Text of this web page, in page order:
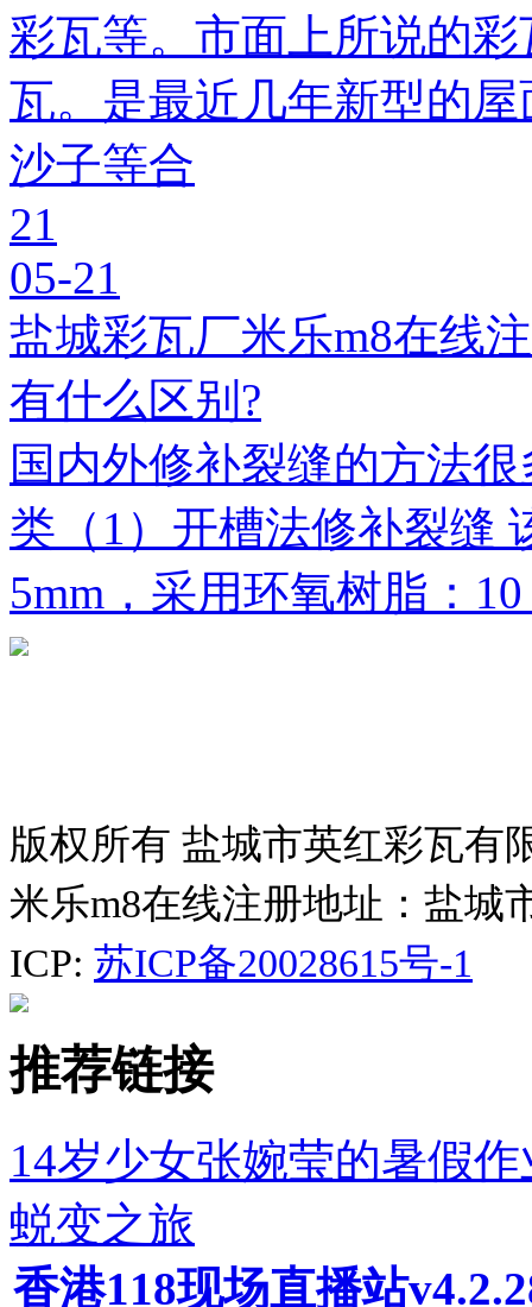
彩瓦等。市面上所说的
瓦。是最近几年新型的
沙子等合
21
05-21
盐城彩瓦厂米乐m8在线
有什么区别?
国内外修补裂缝的方法
类（1）开槽法修补裂缝
5mm，采用环氧树脂：
版权所有 盐城市英红彩瓦有
米乐m8在线注册地址：盐城
ICP: 苏ICP备20028615号-1
推荐链接
14岁少女张婉莹的暑假
蜕变之旅
香港118现场直播站